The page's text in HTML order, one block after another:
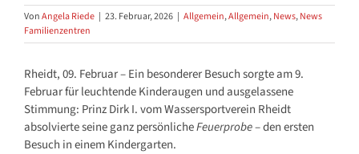
VonAngela Riede | 23. Februar, 2026 | Allgemein,Allgemein,News,News
Familienzentren
Rheidt, 09. Februar – Ein besonderer Besuch sorgte am 9.
Februar für leuchtende Kinderaugen und ausgelassene
Stimmung: Prinz Dirk I. vom Wassersportverein Rheidt
absolvierte seine ganz persönlicheFeuerprobe– den ersten
Besuch in einem Kindergarten.